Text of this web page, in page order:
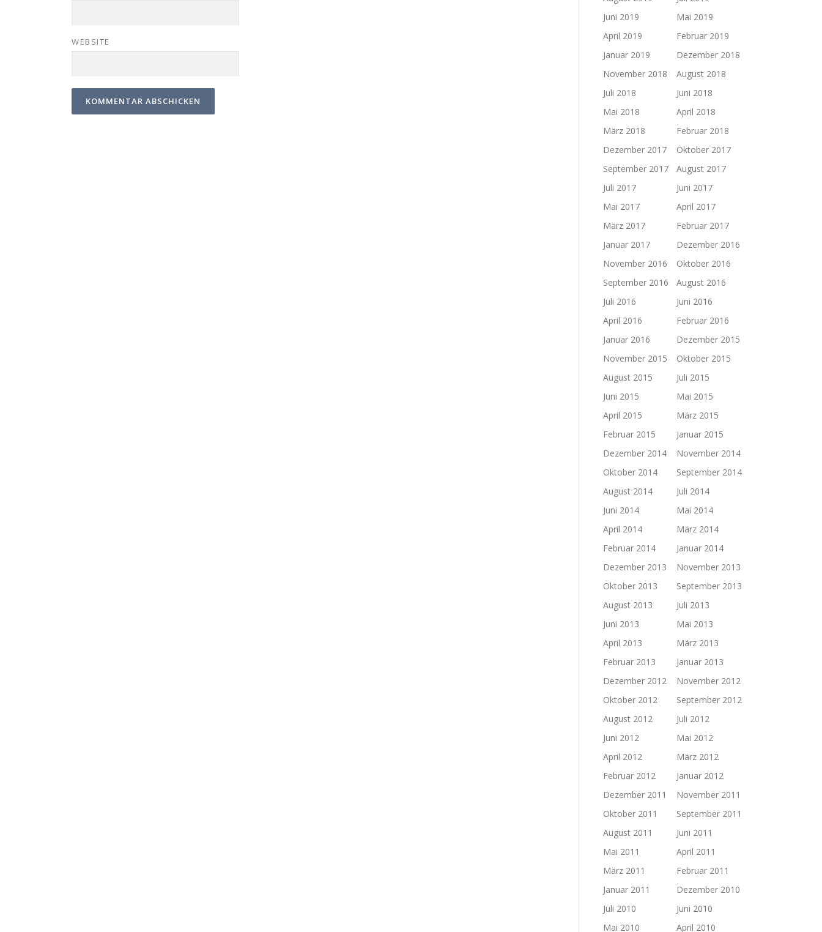
WEBSITE
Juni 2019
Mai 2019
April 2019
Februar 2019
Januar 2019
Dezember 2018
November 2018
August 2018
Juli 2018
Juni 2018
Mai 2018
April 2018
März 2018
Februar 2018
Dezember 2017
Oktober 2017
September 2017
August 2017
Juli 2017
Juni 2017
Mai 2017
April 2017
März 2017
Februar 2017
Januar 2017
Dezember 2016
November 2016
Oktober 2016
September 2016
August 2016
Juli 2016
Juni 2016
April 2016
Februar 2016
Januar 2016
Dezember 2015
November 2015
Oktober 2015
August 2015
Juli 2015
Juni 2015
Mai 2015
April 2015
März 2015
Februar 2015
Januar 2015
Dezember 2014
November 2014
Oktober 2014
September 2014
August 2014
Juli 2014
Juni 2014
Mai 2014
April 2014
März 2014
Februar 2014
Januar 2014
Dezember 2013
November 2013
Oktober 2013
September 2013
August 2013
Juli 2013
Juni 2013
Mai 2013
April 2013
März 2013
Februar 2013
Januar 2013
Dezember 2012
November 2012
Oktober 2012
September 2012
August 2012
Juli 2012
Juni 2012
Mai 2012
April 2012
März 2012
Februar 2012
Januar 2012
Dezember 2011
November 2011
Oktober 2011
September 2011
August 2011
Juni 2011
Mai 2011
April 2011
März 2011
Februar 2011
Januar 2011
Dezember 2010
Juli 2010
Juni 2010
Mai 2010
April 2010